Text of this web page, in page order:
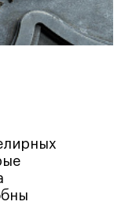
на карте
на карте